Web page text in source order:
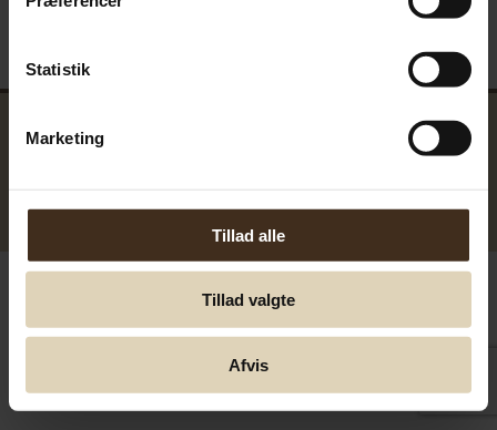
Statistik
Marketing
Tillad alle
Tillad valgte
Afvis
© Greentools.dk 2017. Alla rättigheter förbehållna.